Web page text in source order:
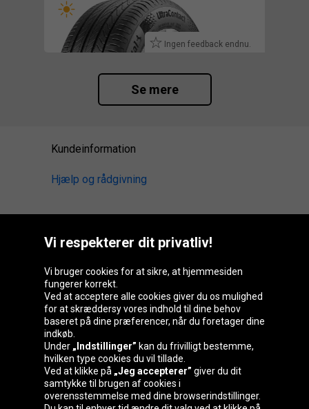
Ingen feedback endnu.
Se mere
Kundeinformation
Hjælp og rådgivning
Oponeo-gruppen
Belgique
Česká
republika
Deutschland Éire
España
Vi respekterer dit privatliv!
Vi bruger cookies for at sikre, at hjemmesiden
fungerer korrekt.
Ved at acceptere alle cookies giver du os mulighed
for at skræddersy vores indhold til dine behov
baseret på dine præferencer, når du foretager dine
indkøb.
Under „Indstillinger” kan du frivilligt bestemme,
hvilken type cookies du vil tillade.
Ved at klikke på „Jeg accepterer” giver du dit
samtykke til brugen af cookies i
overensstemmelse med dine browserindstillinger.